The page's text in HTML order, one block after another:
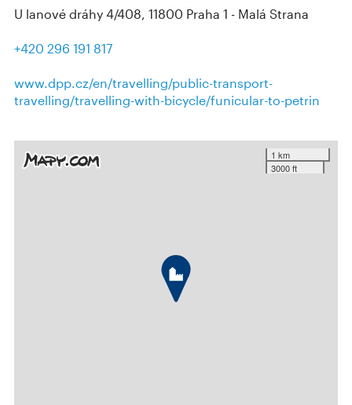
U lanové dráhy 4/408, 11800 Praha 1 - Malá Strana
+420 296 191 817
www.dpp.cz/en/travelling/public-transport-
travelling/travelling-with-bicycle/funicular-to-petrin
1 km
3000 ft